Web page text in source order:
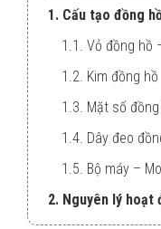
1. Cấu tạo đồng
1.1. Vỏ đồng hồ
1.2. Kim đồng hồ
1.3. Mặt số đồng
1.4. Dây đeo
1.5. Bộ máy –
2. Nguyên lý hoạt